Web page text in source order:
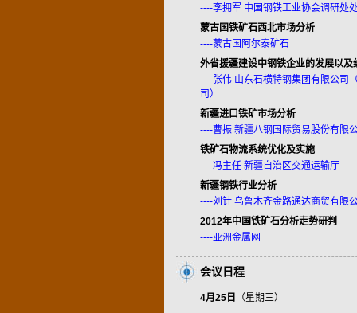
----李拥军 中国钢铁工业协会调研处
蒙古国铁矿石西北市场分析
----蒙古国阿尔泰矿石
外省援疆建设中钢铁企业的发展以及
----张伟 山东石横特钢集团有限公司
司）
新疆进口铁矿市场分析
----曹振 新疆八钢国际贸易股份有限
铁矿石物流系统优化及实施
----冯主任 新疆自治区交通运输厅
新疆钢铁行业分析
----刘针 乌鲁木齐金路通达商贸有限
2012年中国铁矿石分析走势研判
----亚洲金属网
会议日程
4月25日
（星期三）